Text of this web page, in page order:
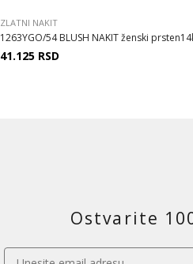
ZLATNI NAKIT
1263YGO/54 BLUSH NAKIT ženski
41.125 RSD
Ostvarite